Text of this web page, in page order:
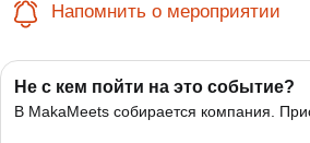
Напомнить о мероприятии